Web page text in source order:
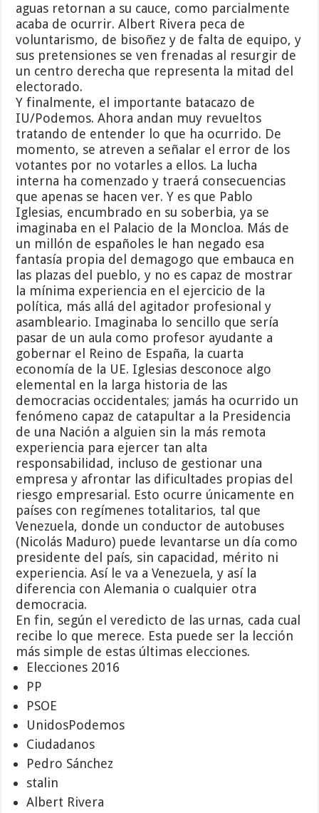
aguas retornan a su cauce, como parcialmente
acaba de ocurrir. Albert Rivera peca de
voluntarismo, de bisoñez y de falta de equipo, y
sus pretensiones se ven frenadas al resurgir de
un centro derecha que representa la mitad del
electorado.
Y finalmente, el importante batacazo de
IU/Podemos. Ahora andan muy revueltos
tratando de entender lo que ha ocurrido. De
momento, se atreven a señalar el error de los
votantes por no votarles a ellos. La lucha
interna ha comenzado y traerá consecuencias
que apenas se hacen ver. Y es que Pablo
Iglesias, encumbrado en su soberbia, ya se
imaginaba en el Palacio de la Moncloa. Más de
un millón de españoles le han negado esa
fantasía propia del demagogo que embauca en
las plazas del pueblo, y no es capaz de mostrar
la mínima experiencia en el ejercicio de la
política, más allá del agitador profesional y
asambleario. Imaginaba lo sencillo que sería
pasar de un aula como profesor ayudante a
gobernar el Reino de España, la cuarta
economía de la UE. Iglesias desconoce algo
elemental en la larga historia de las
democracias occidentales; jamás ha ocurrido un
fenómeno capaz de catapultar a la Presidencia
de una Nación a alguien sin la más remota
experiencia para ejercer tan alta
responsabilidad, incluso de gestionar una
empresa y afrontar las dificultades propias del
riesgo empresarial. Esto ocurre únicamente en
países con regímenes totalitarios, tal que
Venezuela, donde un conductor de autobuses
(Nicolás Maduro) puede levantarse un día como
presidente del país, sin capacidad, mérito ni
experiencia. Así le va a Venezuela, y así la
diferencia con Alemania o cualquier otra
democracia.
En fin, según el veredicto de las urnas, cada cual
recibe lo que merece. Esta puede ser la lección
más simple de estas últimas elecciones.
Elecciones 2016
PP
PSOE
UnidosPodemos
Ciudadanos
Pedro Sánchez
stalin
Albert Rivera